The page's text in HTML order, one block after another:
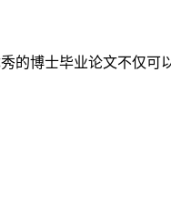
的博士毕业论文不仅可